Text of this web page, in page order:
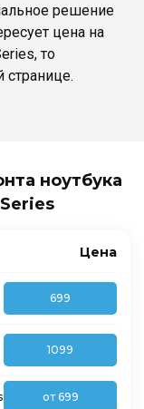
решение
цена на
то
странице.
ноутбука
Цена
699
1099
от 699